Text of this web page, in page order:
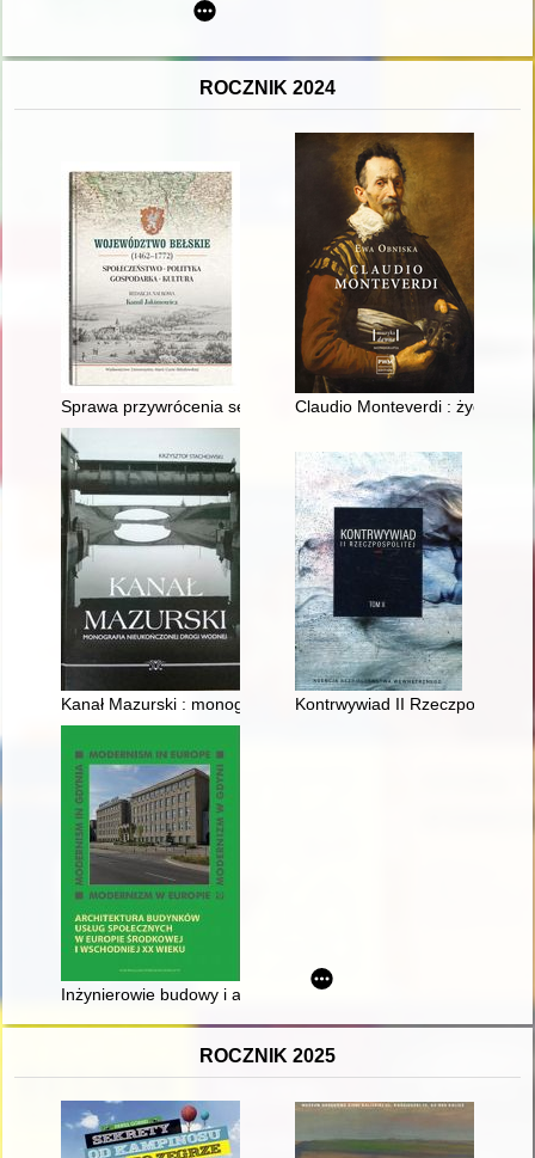
ROCZNIK 2024
Sprawa przywrócenia sejmików województwa bełskiego po I
Claudio Monteverdi : życie i
Kanał Mazurski : monografia nieukończonej drogi wodnej
Kontrwywiad II
Inżynierowie budowy i architektury O. i E. Ungerowie i E.
ROCZNIK 2025